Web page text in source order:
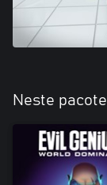
Neste pacote